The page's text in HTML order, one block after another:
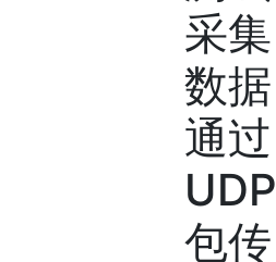
采集
数据
通过
UDP
包传